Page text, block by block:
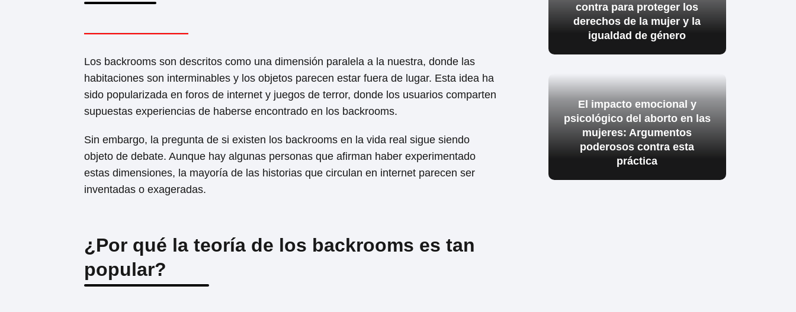
Los backrooms son descritos como una dimensión paralela a la nuestra, donde las
habitaciones son interminables y los objetos parecen estar fuera de lugar. Esta idea ha
sido popularizada en foros de internet y juegos de terror, donde los usuarios comparten
supuestas experiencias de haberse encontrado en los backrooms.
Sin embargo, la pregunta de si existen los backrooms en la vida real sigue siendo
objeto de debate. Aunque hay algunas personas que afirman haber experimentado
estas dimensiones, la mayoría de las historias que circulan en internet parecen ser
inventadas o exageradas.
¿Por qué la teoría de los backrooms es tan
popular?
contra para proteger los
derechos de la mujer y la
igualdad de género
El impacto emocional y
psicológico del aborto en las
mujeres: Argumentos
poderosos contra esta
práctica